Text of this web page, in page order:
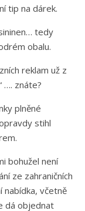
tip na dárek.
tedy
obalu.
reklam už z
…. znáte?
plněné
stihl
bohužel není
ze zahraničních
nabídka, včetně
dá objednat